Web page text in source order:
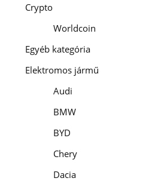
Crypto
Worldcoin
Egyéb kategória
Elektromos jármű
Audi
BMW
BYD
Chery
Dacia